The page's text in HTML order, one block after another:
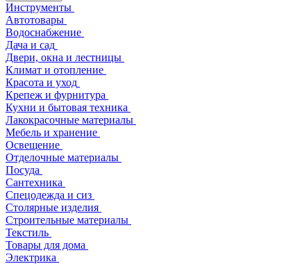
Инструменты
Автотовары
Водоснабжение
Дача и сад
Двери, окна и лестницы
Климат и отопление
Красота и уход
Крепеж и фурнитура
Кухни и бытовая техника
Лакокрасочные материалы
Мебель и хранение
Освещение
Отделочные материалы
Посуда
Сантехника
Спецодежда и сиз
Столярные изделия
Строительные материалы
Текстиль
Товары для дома
Электрика